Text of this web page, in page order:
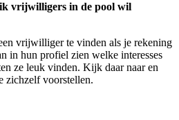
vrijwilligers in de pool wil
vrijwilliger te vinden als je rekening
in hun profiel zien welke interesses
ze leuk vinden. Kijk daar naar en
zichzelf voorstellen.